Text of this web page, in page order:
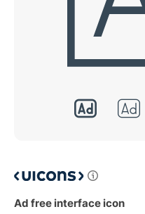
Ad free interface icon